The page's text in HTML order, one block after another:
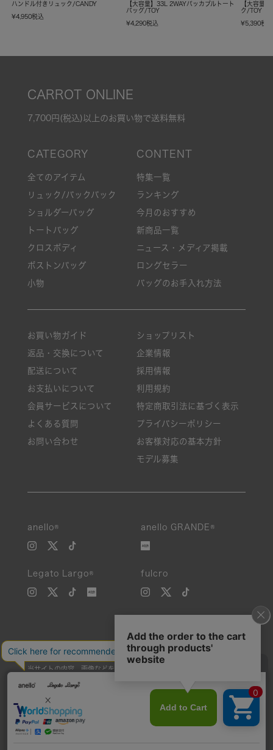
ハンドル付きリュック/CANDY
¥4,950税込
【大容量】33L 2WAYパッカブルトート
バッグ/TOY
¥4,290税込
【大容量
ク/TOY
¥5,390税込
CARROT ONLINE
7,700円(税込)以上のお買い物で送料無料
全てのアイテム
リュック/バックパック
ショルダーバッグ
トートバッグ
クロスボディ
ボストンバッグ
小物
特集一覧
ランキング
今月のおすすめ
新商品一覧
ニュース・メディア掲載
ロングセラー
バッグのお手入れ方法
お買い物ガイド
返品・交換について
配送について
お支払いについて
会員サービスについて
よくある質問
お問い合わせ
ショップリスト
企業情報
採用情報
利用規約
特定商取引法に基づく表示
プライバシーポリシー
お客様対応の基本方針
モデル募集
anello® anello GRANDE®
Legato Largo® fulcro
当サイトの内容、画像などを無断で複製、転載、第三者への譲渡などを
Unauthorized reproduction, duplication, or redistribution of any
images or content from this website is strictly prohibited.